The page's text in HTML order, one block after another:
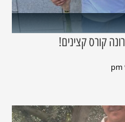
קורס קצינים!